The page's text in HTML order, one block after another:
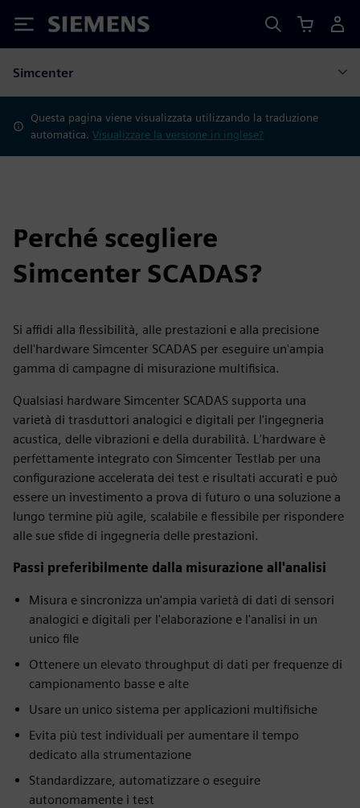
Siemens
Simcenter
Questa pagina viene visualizzata utilizzando la traduzione
automatica.Visualizzare la versione in inglese?
Perché scegliere
Simcenter SCADAS?
Si affidi alla flessibilità, alle prestazioni e alla precisione
dell'hardware Simcenter SCADAS per eseguire un'ampia
gamma di campagne di misurazione multifisica.
Qualsiasi hardware Simcenter SCADAS supporta una
varietà di trasduttori analogici e digitali per l'ingegneria
acustica, delle vibrazioni e della durabilità. L'hardware è
perfettamente integrato con Simcenter Testlab per una
configurazione accelerata dei test e risultati accurati e può
essere un investimento a prova di futuro o una soluzione a
lungo termine più agile, scalabile e flessibile per rispondere
alle sue sfide di ingegneria delle prestazioni.
Passi preferibilmente dalla misurazione all'analisi
Misura e sincronizza un'ampia varietà di dati di sensori
analogici e digitali per l'elaborazione e l'analisi in un
unico file
Ottenere un elevato throughput di dati per frequenze di
campionamento basse e alte
Usare un unico sistema per applicazioni multifisiche
Evita più test individuali per aumentare il tempo
dedicato alla strumentazione
Standardizzare, automatizzare o eseguire
autonomamente i test